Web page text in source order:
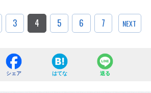
3 4 5 6 7 NEXT
シェア はてな 送る